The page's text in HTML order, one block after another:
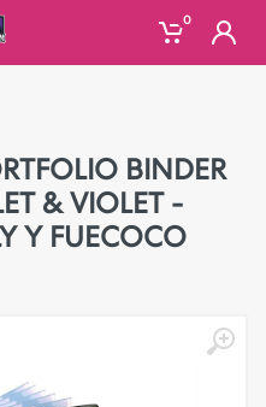
0
BINDER
& VIOLET -
Y FUECOCO